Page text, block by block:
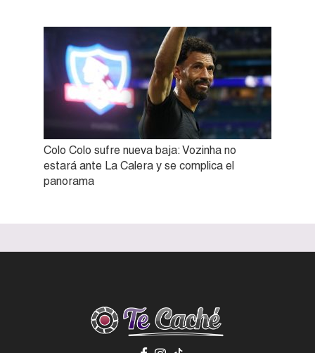
Colo Colo sufre nueva baja: Vozinha no
estará ante La Calera y se complica el
panorama